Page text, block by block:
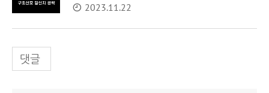
2023.11.22
댓글